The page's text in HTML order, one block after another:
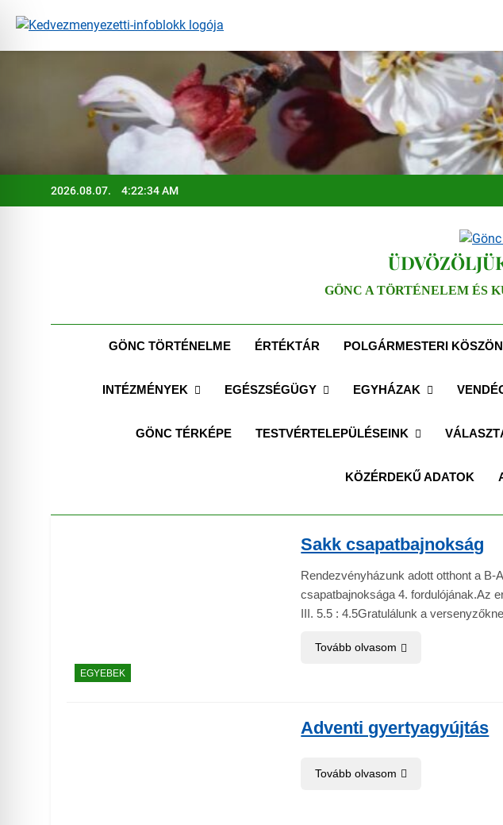
2026.08.07. 4:22:35 AM
GÖNC A TÖRTÉNELEM ÉS
GÖNC TÖRTÉNELME ÉRTÉKTÁR POLGÁRMESTERI
INTÉZMÉNYEK EGÉSZSÉGÜGY EGYHÁZAK
GÖNC TÉRKÉPE TESTVÉRTELEPÜLÉSEINK
KÖZÉRDEKŰ ADATOK
EGYEBEK
Sakk csapatbajnokság
Rendezvényházunk adott otthont a B-
csapatbajnoksága 4. fordulójának.Az
III. 5.5 : 4.5Gratulálunk a
Tovább olvasom
Adventi gyertyagyújtás
Tovább olvasom